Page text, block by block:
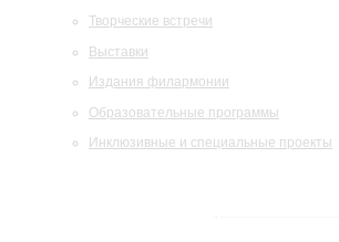
Творческие встречи
Выставки
Издания филармонии
Образовательные программы
Инклюзивные и специальные проекты